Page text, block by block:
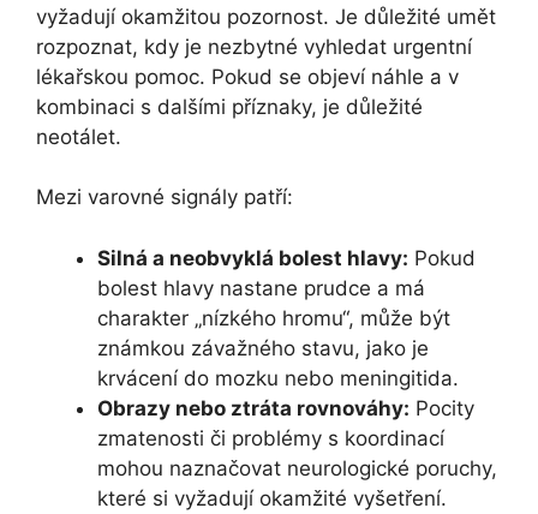
vyžadují okamžitou pozornost. Je důležité umět
rozpoznat, kdy je nezbytné vyhledat urgentní
lékařskou pomoc. Pokud se objeví náhle a v
kombinaci s dalšími příznaky, je důležité
neotálet.
Mezi varovné signály patří:
Silná a neobvyklá bolest hlavy: Pokud
bolest hlavy nastane prudce a má
charakter „nízkého hromu“, může být
známkou závažného stavu, jako je
krvácení do mozku nebo meningitida.
Obrazy nebo ztráta rovnováhy: Pocity
zmatenosti či problémy s koordinací
mohou naznačovat neurologické poruchy,
které si vyžadují okamžité vyšetření.